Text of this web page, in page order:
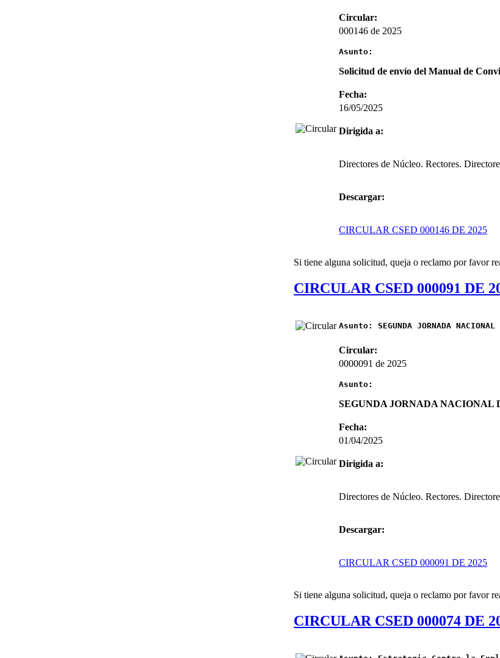
Circular:
000146 de 2025
Asunto:
Solicitud de envío del Manual de
Fecha:
16/05/2025
Dirigida a:
Directores de Núcleo. Rectores.
Descargar:
CIRCULAR CSED 000146 DE 2025
Si tiene alguna solicitud, queja o reclamo por favor
CIRCULAR CSED 000091 DE
Asunto: SEGUNDA JORNADA NACIONAL
Circular:
0000091 de 2025
Asunto:
SEGUNDA JORNADA NACIONAL
Fecha:
01/04/2025
Dirigida a:
Directores de Núcleo. Rectores.
Descargar:
CIRCULAR CSED 000091 DE 2025
Si tiene alguna solicitud, queja o reclamo por favor
CIRCULAR CSED 000074 DE